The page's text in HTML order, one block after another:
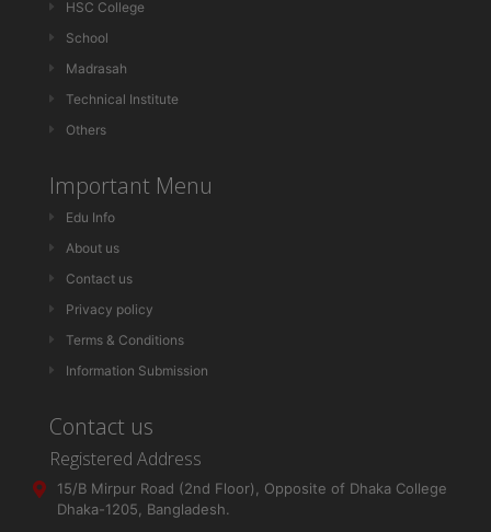
HSC College
School
Madrasah
Technical Institute
Others
Important Menu
Edu Info
About us
Contact us
Privacy policy
Terms & Conditions
Information Submission
Contact us
Registered Address
15/B Mirpur Road (2nd Floor), Opposite of Dhaka College
Dhaka-1205, Bangladesh.